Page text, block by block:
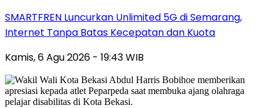
SMARTFREN Luncurkan Unlimited 5G di Semarang,
Internet Tanpa Batas Kecepatan dan Kuota
Kamis, 6 Agu 2026 - 19:43 WIB